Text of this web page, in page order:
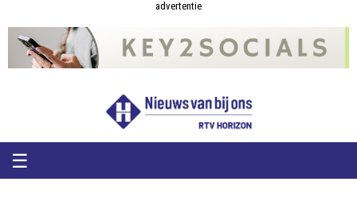
Nieuws
van
advertentie
☰